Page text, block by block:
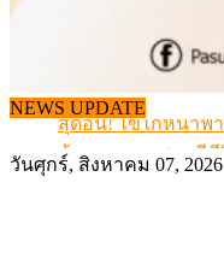
NEWS UPDATE
สกัดลักลอบนำเข้า
เมื่อเกษตรกรถูกม
สุดอั้น! ไข่ไก่หน้าฟา
ข้อมูลราคา สุกรมีชี
วันศุกร์, สิงหาคม 07, 2026